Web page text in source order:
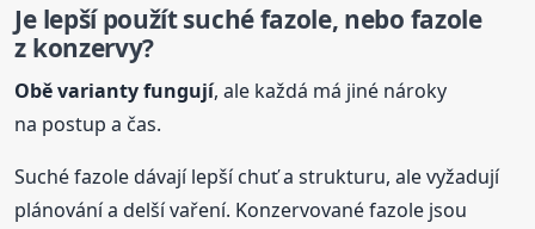
Je lepší použít suché fazole, nebo fazole
z konzervy?
Obě varianty fungují, ale každá má jiné nároky
na postup a čas.
Suché fazole dávají lepší chuť a strukturu, ale vyžadují
plánování a delší vaření. Konzervované fazole jsou